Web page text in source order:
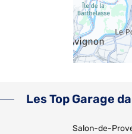
Les Top Garage
Salon-de-